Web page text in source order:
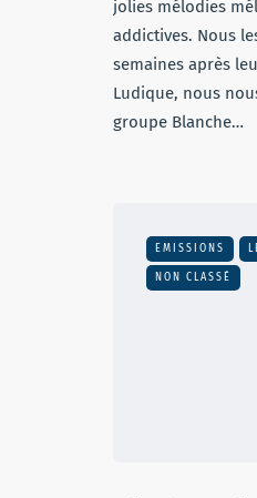
jolies mélodies
addictives. Nous
semaines après
Ludique, nous
groupe Blanche…
EMISSIONS
NON CLASSÉ